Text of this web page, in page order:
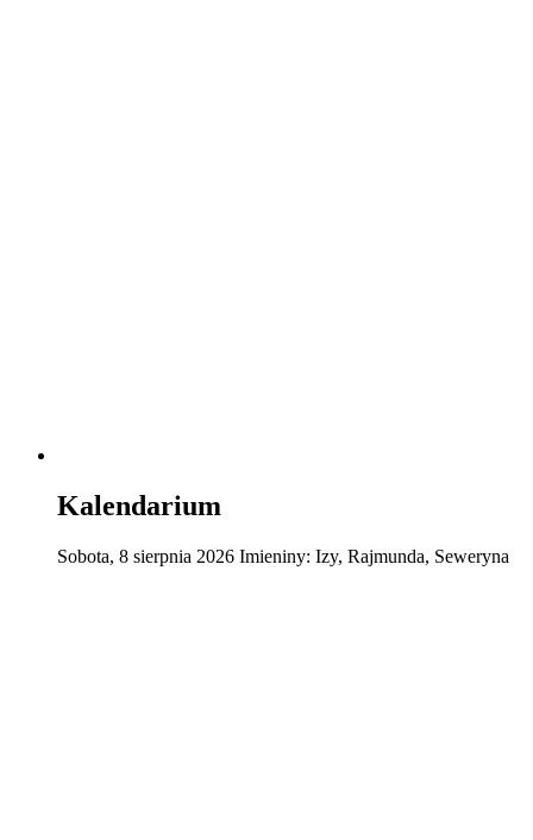
Kalendarium
Sobota, 8 sierpnia 2026 Imieniny: Izy, Rajmunda, Seweryna